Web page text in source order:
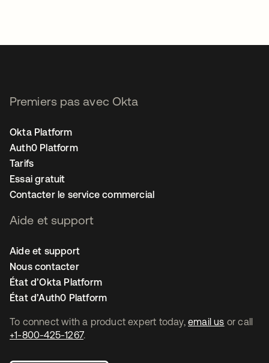
To connect with a product expert today, email us or call
+1-800-425-1267.
Premiers pas avec Okta
Okta Platform
Auth0 Platform
Tarifs
Essai gratuit
Contacter le service commercial
Aide et support
Aide et support
Nous contacter
État d’Okta Platform
État d’Auth0 Platform